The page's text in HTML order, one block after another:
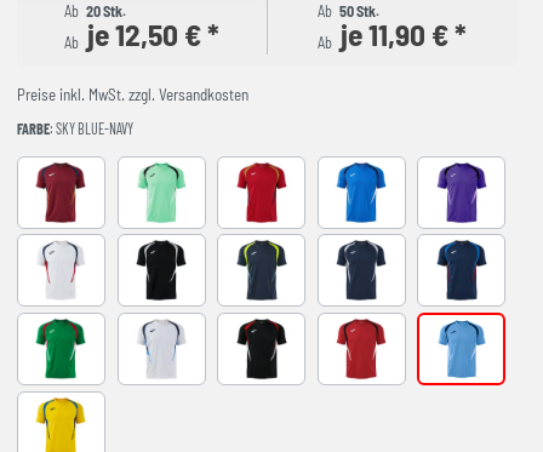
Ab 20 Stk.
Ab je 12,50 € *
Ab 50 Stk.
Ab je 11,90 € *
Preise inkl. MwSt. zzgl. Versandkosten
FARBE: SKY BLUE-NAVY
BURGUNDY LIGHT GREEN RED-NAVY ROYAL-NAVY VIOLET
WHITE-NAVY BLACK-GREY DARK NAVY AMARILLO FLUOR
NAVY-GREY NAVY-ROYAL
VERDE-ROJO WHITE-SKY BLUE BLACK-RED RED-BLACK SKY BLUE-
YELLOW-ROYAL